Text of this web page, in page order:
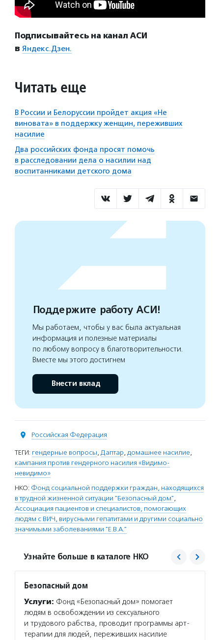
Подписывайтесь на канал АСИ
в Яндекс.Дзен.
Читать еще
В России и Белоруссии пройдет акция «Не
виновата» в поддержку женщин, переживших
насилие
Два российских фонда просят помочь
в расследовании дела о насилии над
воспитанниками детского дома
Поддержите работу АСИ!
Мы работаем, чтобы у вас была актуальная
информация и полезные материалы
по любому вопросу в благотворительности.
Вместе мы этого достигнем
Внести вклад
Российская Федерация
ТЕГИ: гендерные вопросы, Даптар, домашнее насилие,
кампания против гендерного насилия «Видимо-
невидимо»
НКО: Фонд социальной поддержки граждан, находящихся
в трудной жизненной ситуации "Безопасный дом",
Ассоциация пациентов и специалистов, помогающих
людям с ВИЧ, вирусными гепатитами и другими социально
значимыми заболеваниями "Е.В.А."
Узнайте больше в каталоге НКО
Безопасный дом
Услуги: Фонд «Безопасный дом» помогает
людям в освобождении из сексуального
и трудового рабства, проводит программы арт-
терапии для людей, переживших насилие